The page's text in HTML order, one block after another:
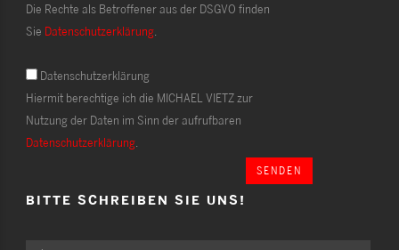
Die Rechte als Betroffener aus der DSGVO finden
Sie Datenschutzerklärung.
Datenschutzerklärung
Hiermit berechtige ich die MICHAEL VIETZ zur
Nutzung der Daten im Sinn der aufrufbaren
Datenschutzerklärung.
SENDEN
BITTE SCHREIBEN SIE UNS!